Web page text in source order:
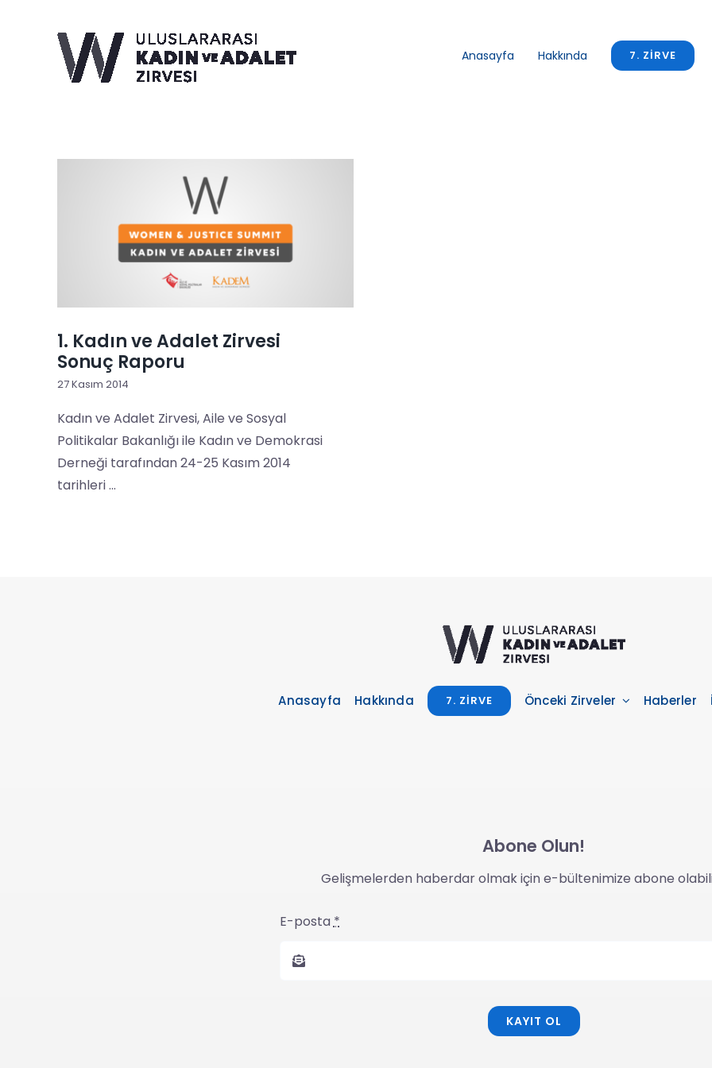
Anasayfa Hakkında 7. ZIRVE
1. Kadın ve Adalet Zirvesi
Sonuç Raporu
27 Kasım 2014
Kadın ve Adalet Zirvesi, Aile ve Sosyal
Politikalar Bakanlığı ile Kadın ve Demokrasi
Derneği tarafından 24-25 Kasım 2014
tarihleri ...
Anasayfa Hakkında 7. ZIRVE Önceki Zirveler Haberler
Abone Olun!
Gelişmelerden haberdar olmak için e-bültenimize abone
E-posta *
KAYIT OL